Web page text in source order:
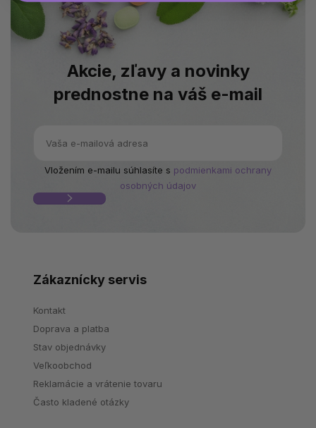
Akcie, zľavy a novinky
prednostne na váš e-mail
Vložením e-mailu súhlasíte s podmienkami ochrany
osobných údajov
Zákaznícky servis
Kontakt
Doprava a platba
Stav objednávky
Veľkoobchod
Reklamácie a vrátenie tovaru
Často kladené otázky